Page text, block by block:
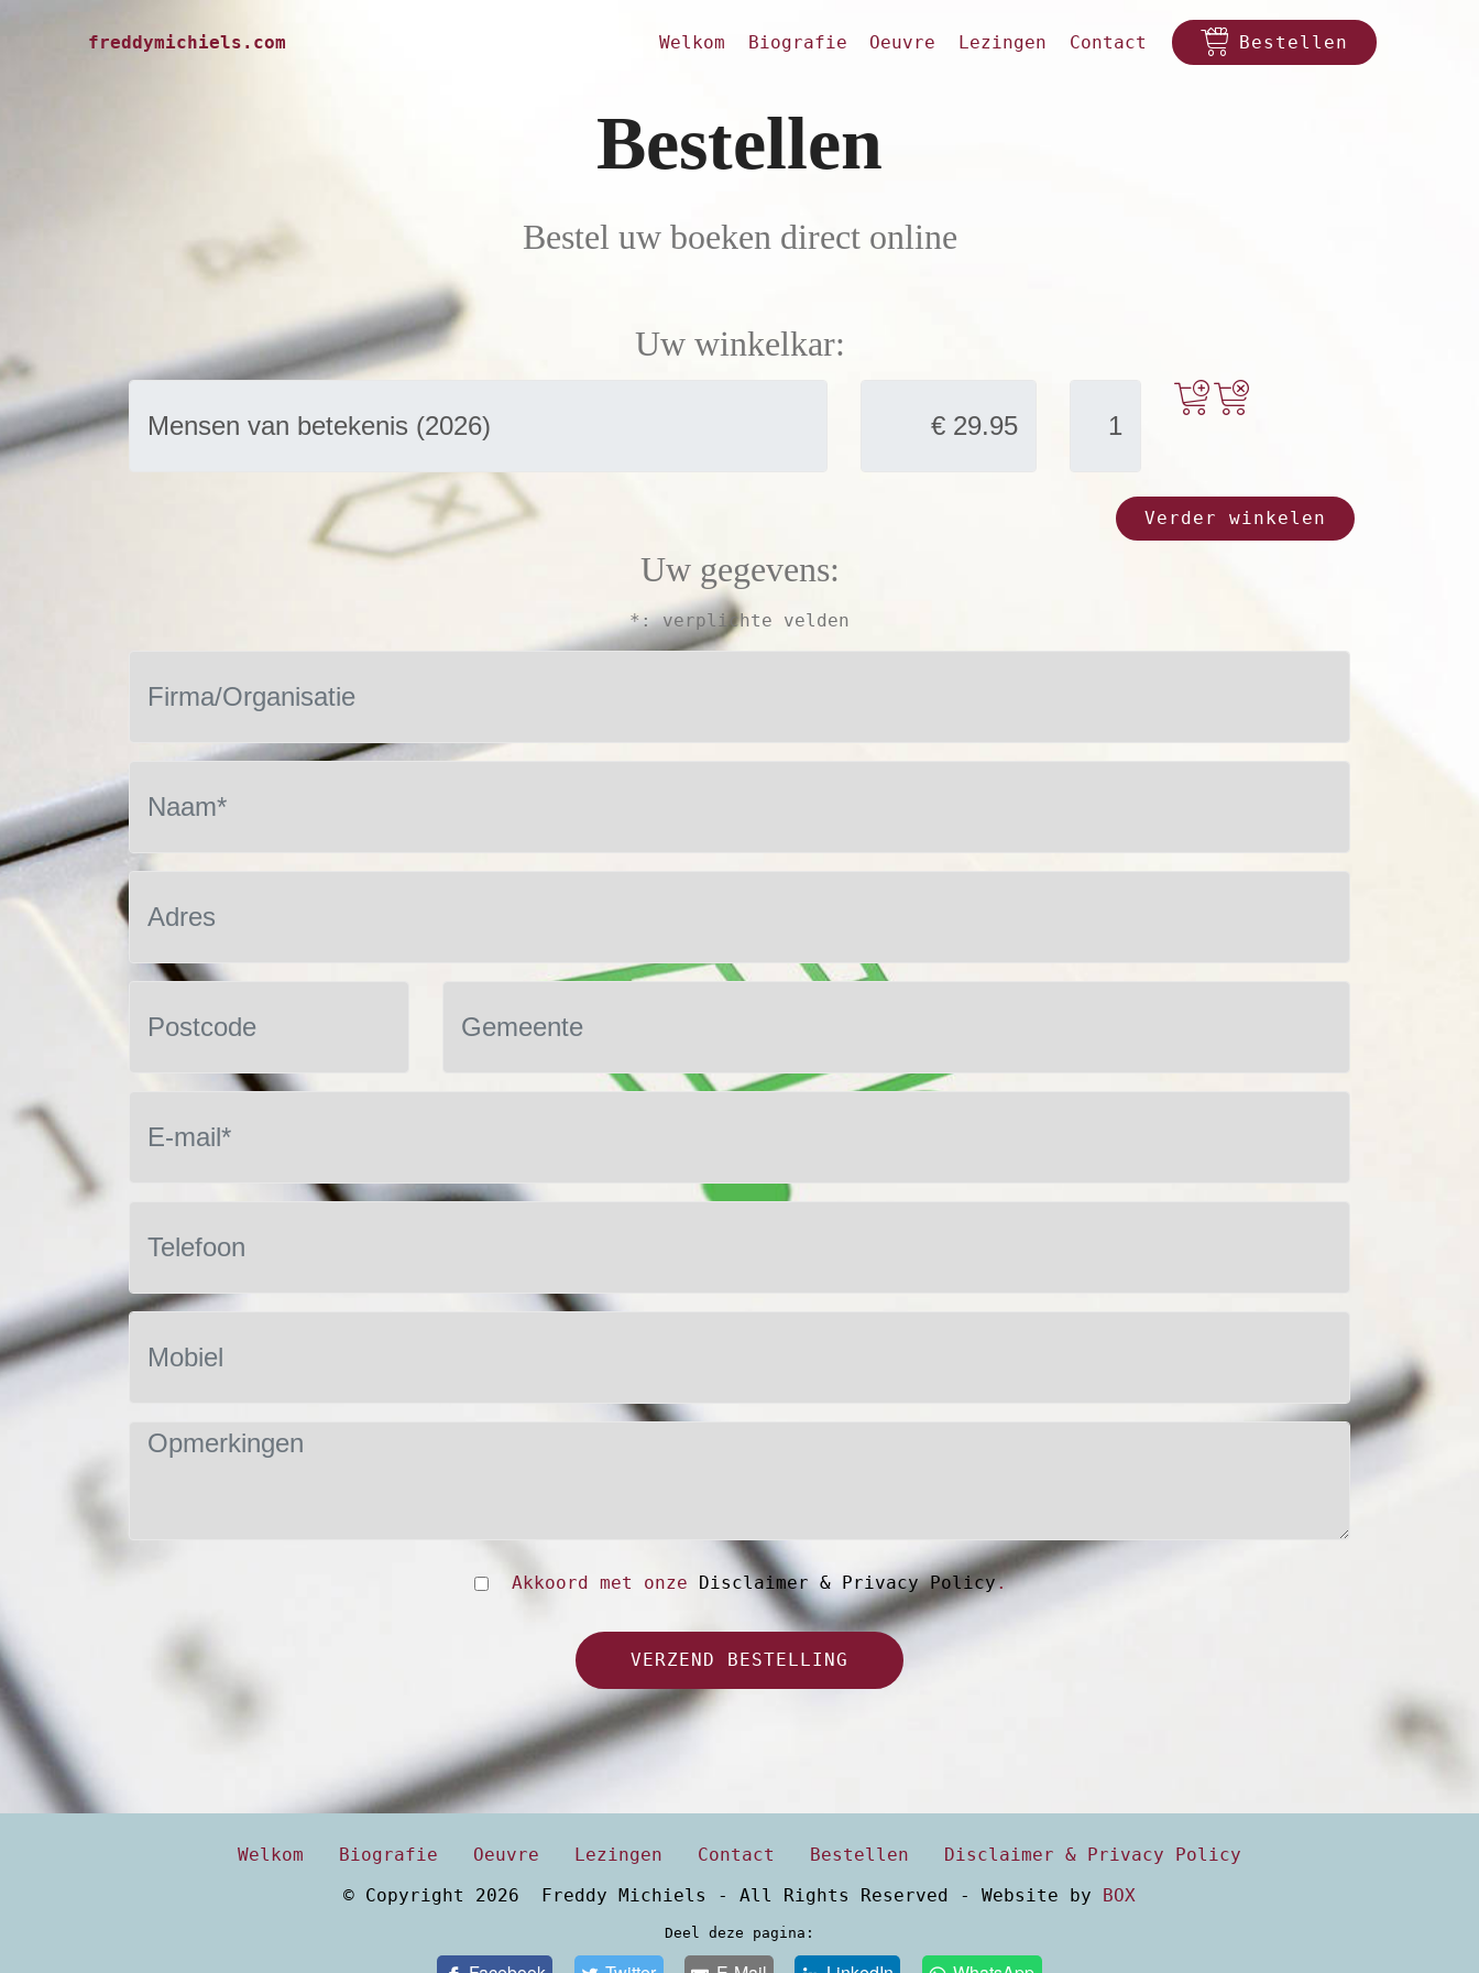
freddymichiels.com Welkom Biografie Oeuvre Lezingen Contact Bestellen
Bestellen
Bestel uw boeken direct online
Uw winkelkar:
Verder winkelen
Uw gegevens:
*: verplichte velden
Akkoord met onze Disclaimer & Privacy Policy.
VERZEND BESTELLING
Welkom Biografie Oeuvre Lezingen Contact Bestellen
Disclaimer & Privacy Policy
© Copyright 2026 Freddy Michiels - All Rights Reserved - Website by BOX
Deel deze pagina: